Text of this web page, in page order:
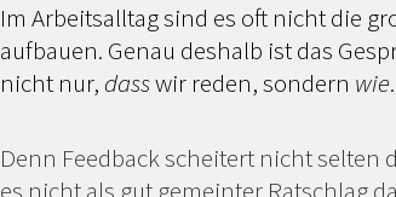
Im Arbeitsalltag sind es oft nicht die
aufbauen. Genau deshalb ist das
nicht nur, dasswir reden, sondern wie.
Denn Feedback scheitert nicht selten
es nicht als gut gemeinter Ratschlag